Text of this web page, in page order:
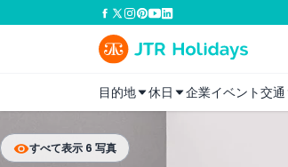
目的地 休日 企業イベント交通
すべて表示 6 写真